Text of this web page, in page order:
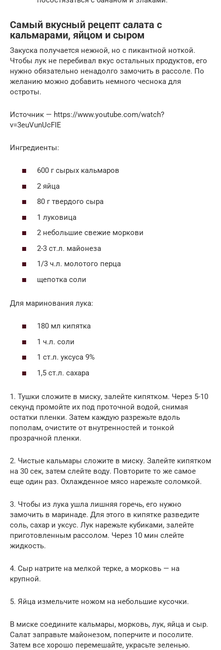
Самый вкусный рецепт салата с
кальмарами, яйцом и сыром
Закуска получается нежной, но с пикантной ноткой.
Чтобы лук не перебивал вкус остальных продуктов, его
нужно обязательно ненадолго замочить в рассоле. По
желанию можно добавить немного чеснока для
остроты.
Источник — https://www.youtube.com/watch?
v=3euVunUcFIE
Ингредиенты:
600 г сырых кальмаров
2 яйца
80 г твердого сыра
1 луковица
2 небольшие свежие моркови
2-3 ст.л. майонеза
1/3 ч.л. молотого перца
щепотка соли
Для маринования лука:
180 мл кипятка
1 ч.л. соли
1 ст.л. уксуса 9%
1,5 ст.л. сахара
1. Тушки сложите в миску, залейте кипятком. Через 5-10
секунд промойте их под проточной водой, снимая
остатки пленки. Затем каждую разрежьте вдоль
пополам, очистите от внутренностей и тонкой
прозрачной пленки.
2. Чистые кальмары сложите в миску. Залейте кипятком
на 30 сек, затем слейте воду. Повторите то же самое
еще один раз. Охлажденное мясо нарежьте соломкой.
3. Чтобы из лука ушла лишняя горечь, его нужно
замочить в маринаде. Для этого в кипятке разведите
соль, сахар и уксус. Лук нарежьте кубиками, залейте
приготовленным рассолом. Через 10 мин слейте
жидкость.
4. Сыр натрите на мелкой терке, а морковь — на
крупной.
5. Яйца измельчите ножом на небольшие кусочки.
В миске соедините кальмары, морковь, лук, яйца и сыр.
Салат заправьте майонезом, поперчите и посолите.
Затем все хорошо перемешайте, украсьте зеленью.